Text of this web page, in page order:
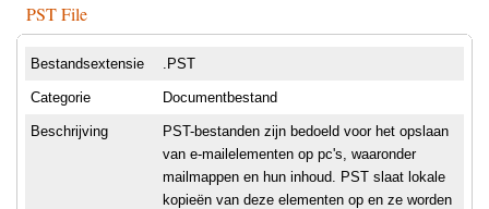
PST File
Bestandsextensie .PST
Categorie Documentbestand
Beschrijving
PST-bestanden zijn bedoeld voor het opslaan
van e-mailelementen op pc's, waaronder
mailmappen en hun inhoud. PST slaat lokale
kopieën van deze elementen op en ze worden